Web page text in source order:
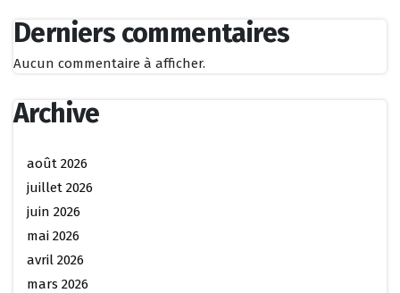
Derniers commentaires
Aucun commentaire à afficher.
Archive
août 2026
juillet 2026
juin 2026
mai 2026
avril 2026
mars 2026